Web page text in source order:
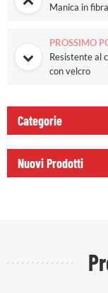
Manica in
PROSSIMO
Resistente al
con velcro
Categorie
Nuovi Prodotti